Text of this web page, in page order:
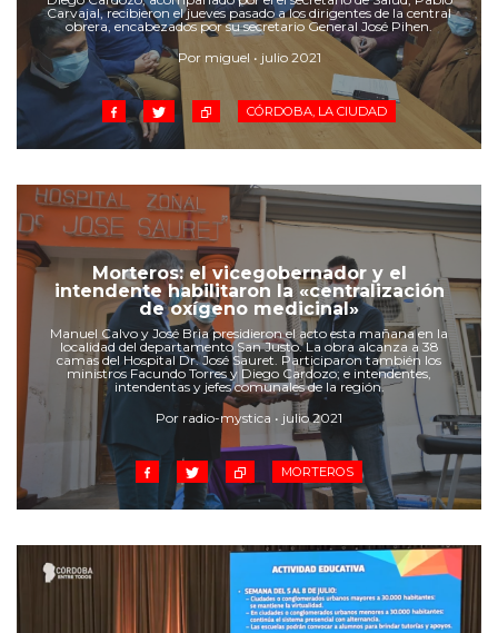
Carvajal, recibieron el jueves pasado a los dirigentes de la central
obrera, encabezados por su secretario General José Pihen.
Por miguel • julio 2021
CÓRDOBA, LA CIUDAD
Morteros: el vicegobernador y el
intendente habilitaron la «centralización
de oxígeno medicinal»
Manuel Calvo y José Bria presidieron el acto esta mañana en la
localidad del departamento San Justo. La obra alcanza a 38
camas del Hospital Dr. José Sauret. Participaron también los
ministros Facundo Torres y Diego Cardozo; e intendentes,
intendentas y jefes comunales de la región.
Por radio-mystica • julio 2021
MORTEROS